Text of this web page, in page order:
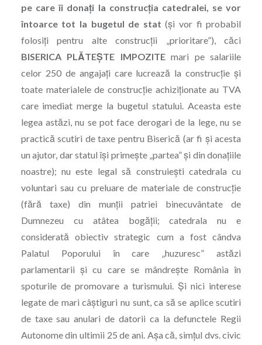
pe care îi donaţi la construcţia catedralei, se vor
întoarce tot la bugetul de stat (şi vor fi probabil
folosiţi pentru alte construcţii „prioritare”), căci
BISERICA PLĂTEŞTE IMPOZITEmari pe salariile
celor 250 de angajaţi care lucrează la construcţie şi
toate materialele de construcţie achiziţionate au TVA
care imediat merge la bugetul statului. Aceasta este
legea astăzi, nu se pot face derogari de la lege, nu se
practică scutiri de taxe pentru Biserică (ar fi şi acesta
un ajutor, dar statul îşi primeşte „partea” şi din donaţiile
noastre); nu este legal să construieşti catedrala cu
voluntari sau cu preluare de materiale de construcţie
(fără taxe) din munţii patriei binecuvântate de
Dumnezeu cu atâtea bogăţii; catedrala nu e
considerată obiectiv strategic cum a fost cândva
Palatul Poporului în care „huzuresc” astăzi
parlamentarii şi cu care se mândreşte România în
spoturile de promovare a turismului. Şi nici interese
legate de mari câştiguri nu sunt, ca să se aplice scutiri
de taxe sau anulari de datorii ca la defunctele Regii
Autonome din ultimii 25 de ani. Aşa că, simţul dvs. civic